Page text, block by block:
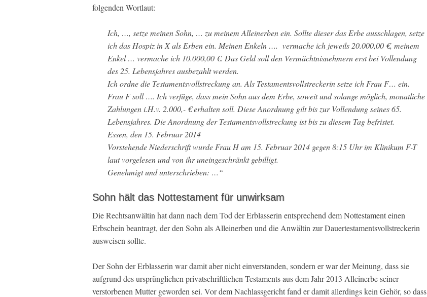
folgenden Wortlaut:
Ich, …, setze meinen Sohn, … zu meinem Alleinerben ein. Sollte dieser das Erbe ausschlagen, setze
ich das Hospiz in X als Erben ein. Meinen Enkeln …. vermache ich jeweils 20.000,00 €, meinem
Enkel … vermache ich 10.000,00 €. Das Geld soll den Vermächtnisnehmern erst bei Vollendung
des 25. Lebensjahres ausbezahlt werden.
Ich ordne die Testamentsvollstreckung an. Als Testamentsvollstreckerin setze ich Frau F… ein.
Frau F soll …. Ich verfüge, dass mein Sohn aus dem Erbe, soweit und solange möglich, monatliche
Zahlungen i.H.v. 2.000,- € erhalten soll. Diese Anordnung gilt bis zur Vollendung seines 65.
Lebensjahres. Die Anordnung der Testamentsvollstreckung ist bis zu diesem Tag befristet.
Essen, den 15. Februar 2014
Vorstehende Niederschrift wurde Frau H am 15. Februar 2014 gegen 8:15 Uhr im Klinikum F-T
laut vorgelesen und von ihr uneingeschränkt gebilligt.
Genehmigt und unterschrieben: …“
Sohn hält das Nottestament für unwirksam
Die Rechtsanwältin hat dann nach dem Tod der Erblasserin entsprechend dem Nottestament einen
Erbschein beantragt, der den Sohn als Alleinerben und die Anwältin zur Dauertestamentsvollstreckerin
ausweisen sollte.
Der Sohn der Erblasserin war damit aber nicht einverstanden, sondern er war der Meinung, dass sie
aufgrund des ursprünglichen privatschriftlichen Testaments aus dem Jahr 2013 Alleinerbe seiner
verstorbenen Mutter geworden sei. Vor dem Nachlassgericht fand er damit allerdings kein Gehör, so dass